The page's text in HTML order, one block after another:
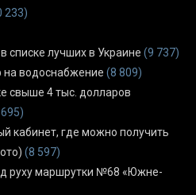
233)
списке лучших в Украине (9 737)
водоснабжение (8 809)
свыше 4 тыс. долларов
кабинет, где можно получить
(8 597)
руху маршрутки №68 «Южне-